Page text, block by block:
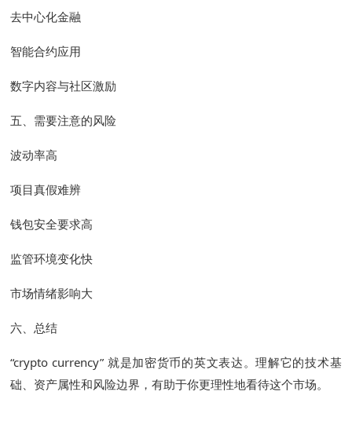
去中心化金融
智能合约应用
数字内容与社区激励
五、需要注意的风险
波动率高
项目真假难辨
钱包安全要求高
监管环境变化快
市场情绪影响大
六、总结
“crypto currency” 就是加密货币的英文表达。理解它的技术基
础、资产属性和风险边界，有助于你更理性地看待这个市场。